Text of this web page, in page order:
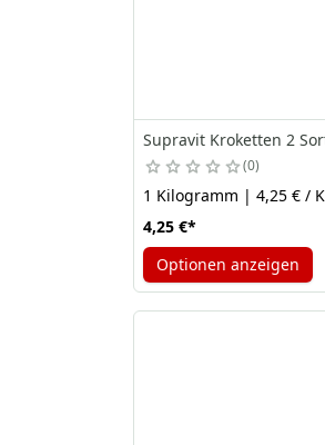
Supravit Kroketten 2
0
1 Kilogramm | 4,25 € /
4,25 €*
Optionen anzeigen